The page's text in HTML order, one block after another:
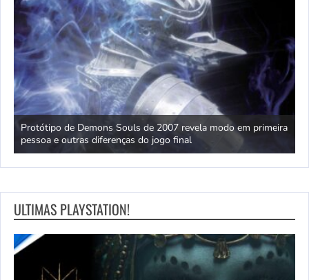
Protótipo de Demons Souls de 2007 revela modo em primeira
pessoa e outras diferenças do jogo final
ULTIMAS PLAYSTATION!